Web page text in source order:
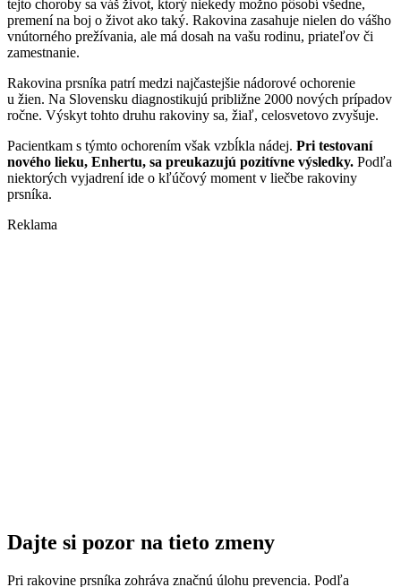
tejto choroby sa váš život, ktorý niekedy možno pôsobí všedne,
premení na boj o život ako taký. Rakovina zasahuje nielen do vášho
vnútorného prežívania, ale má dosah na vašu rodinu, priateľov či
zamestnanie.
Rakovina prsníka patrí medzi najčastejšie nádorové ochorenie
u žien. Na Slovensku diagnostikujú približne 2000 nových prípadov
ročne. Výskyt tohto druhu rakoviny sa, žiaľ, celosvetovo zvyšuje.
Pacientkam s týmto ochorením však vzbĺkla nádej. Pri testovaní
nového lieku, Enhertu, sa preukazujú pozitívne výsledky. Podľa
niektorých vyjadrení ide o kľúčový moment v liečbe rakoviny
prsníka.
Reklama
Dajte si pozor na tieto zmeny
Pri rakovine prsníka zohráva značnú úlohu prevencia. Podľa